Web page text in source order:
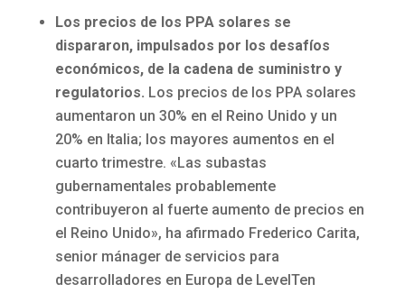
Los precios de los PPA solares se
dispararon, impulsados por los desafíos
económicos, de la cadena de suministro y
regulatorios. Los precios de los PPA solares
aumentaron un 30% en el Reino Unido y un
20% en Italia; los mayores aumentos en el
cuarto trimestre. «Las subastas
gubernamentales probablemente
contribuyeron al fuerte aumento de precios en
el Reino Unido», ha afirmado Frederico Carita,
senior mánager de servicios para
desarrolladores en Europa de LevelTen